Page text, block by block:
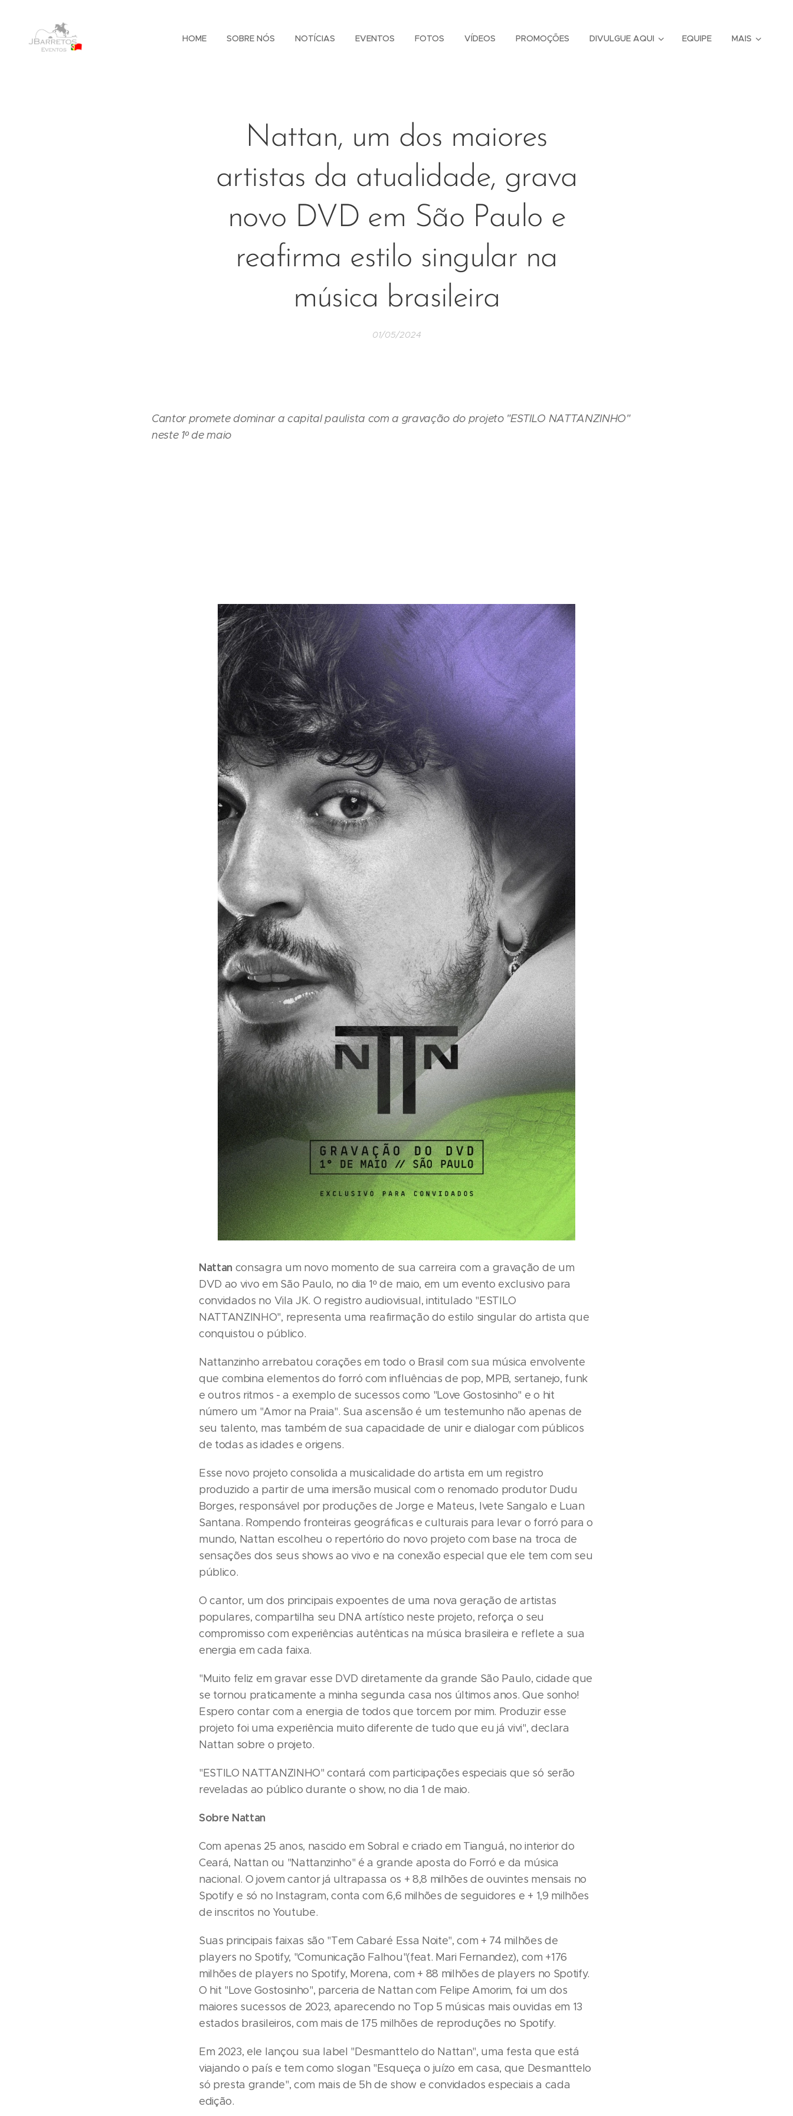
HOME SOBRE NÓS NOTÍCIAS EVENTOS FOTOS VÍDEOS PROMOÇÕES DIVULGUE AQUI EQUIPE MAIS
Nattan, um dos maiores
artistas da atualidade, grava
novo DVD em São Paulo e
reafirma estilo singular na
música brasileira
01/05/2024
Cantor promete dominar a capital paulista com a gravação do projeto "ESTILO NATTANZINHO"
neste 1º de maio
Nattan consagra um novo momento de sua carreira com a gravação de um
DVD ao vivo em São Paulo, no dia 1º de maio, em um evento exclusivo para
convidados no Vila JK. O registro audiovisual, intitulado "ESTILO
NATTANZINHO", representa uma reafirmação do estilo singular do artista que
conquistou o público.
Nattanzinho arrebatou corações em todo o Brasil com sua música envolvente
que combina elementos do forró com influências de pop, MPB, sertanejo, funk
e outros ritmos - a exemplo de sucessos como "Love Gostosinho" e o hit
número um "Amor na Praia". Sua ascensão é um testemunho não apenas de
seu talento, mas também de sua capacidade de unir e dialogar com públicos
de todas as idades e origens.
Esse novo projeto consolida a musicalidade do artista em um registro
produzido a partir de uma imersão musical com o renomado produtor Dudu
Borges, responsável por produções de Jorge e Mateus, Ivete Sangalo e Luan
Santana. Rompendo fronteiras geográficas e culturais para levar o forró para o
mundo, Nattan escolheu o repertório do novo projeto com base na troca de
sensações dos seus shows ao vivo e na conexão especial que ele tem com seu
público.
O cantor, um dos principais expoentes de uma nova geração de artistas
populares, compartilha seu DNA artístico neste projeto, reforça o seu
compromisso com experiências autênticas na música brasileira e reflete a sua
energia em cada faixa.
"Muito feliz em gravar esse DVD diretamente da grande São Paulo, cidade que
se tornou praticamente a minha segunda casa nos últimos anos. Que sonho!
Espero contar com a energia de todos que torcem por mim. Produzir esse
projeto foi uma experiência muito diferente de tudo que eu já vivi", declara
Nattan sobre o projeto.
"ESTILO NATTANZINHO" contará com participações especiais que só serão
reveladas ao público durante o show, no dia 1 de maio.
Sobre Nattan
Com apenas 25 anos, nascido em Sobral e criado em Tianguá, no interior do
Ceará, Nattan ou "Nattanzinho" é a grande aposta do Forró e da música
nacional. O jovem cantor já ultrapassa os + 8,8 milhões de ouvintes mensais no
Spotify e só no Instagram, conta com 6,6 milhões de seguidores e + 1,9 milhões
de inscritos no Youtube.
Suas principais faixas são "Tem Cabaré Essa Noite", com + 74 milhões de
players no Spotify, "Comunicação Falhou"(feat. Mari Fernandez), com +176
milhões de players no Spotify, Morena, com + 88 milhões de players no Spotify.
O hit "Love Gostosinho", parceria de Nattan com Felipe Amorim, foi um dos
maiores sucessos de 2023, aparecendo no Top 5 músicas mais ouvidas em 13
estados brasileiros, com mais de 175 milhões de reproduções no Spotify.
Em 2023, ele lançou sua label "Desmanttelo do Nattan", uma festa que está
viajando o país e tem como slogan "Esqueça o juízo em casa, que Desmanttelo
só presta grande", com mais de 5h de show e convidados especiais a cada
edição.